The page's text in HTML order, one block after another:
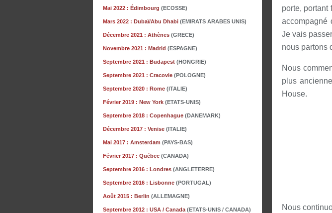
porte, portant
accompagné
Je vais
nous partons
Nous
plus
House.
Nous
Mai 2022 : Édimbourg (ECOSSE)
Mars 2022 : Dubaï/Abu Dhabi (EMIRATS ARABES UNIS)
Décembre 2021 : Athènes (GRECE)
Novembre 2021 : Madrid (ESPAGNE)
Septembre 2021 : Budapest (HONGRIE)
Septembre 2021 : Cracovie (POLOGNE)
Septembre 2020 : Rome (ITALIE)
Février 2019 : New York (ETATS-UNIS)
Septembre 2018 : Copenhague (DANEMARK)
Décembre 2017 : Venise (ITALIE)
Mai 2017 : Amsterdam (PAYS-BAS)
Février 2017 : Québec (CANADA)
Septembre 2016 : Londres (ANGLETERRE)
Septembre 2016 : Lisbonne (PORTUGAL)
Août 2015 : Berlin (ALLEMAGNE)
Septembre 2012 : USA / Canada (ETATS-UNIS / CANADA)